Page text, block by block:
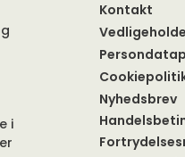
i
Kontakt
Nyhedsbrev